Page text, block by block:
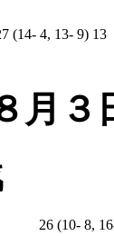
(14- 4, 13- 9) 13
月３
26 (10- 8,